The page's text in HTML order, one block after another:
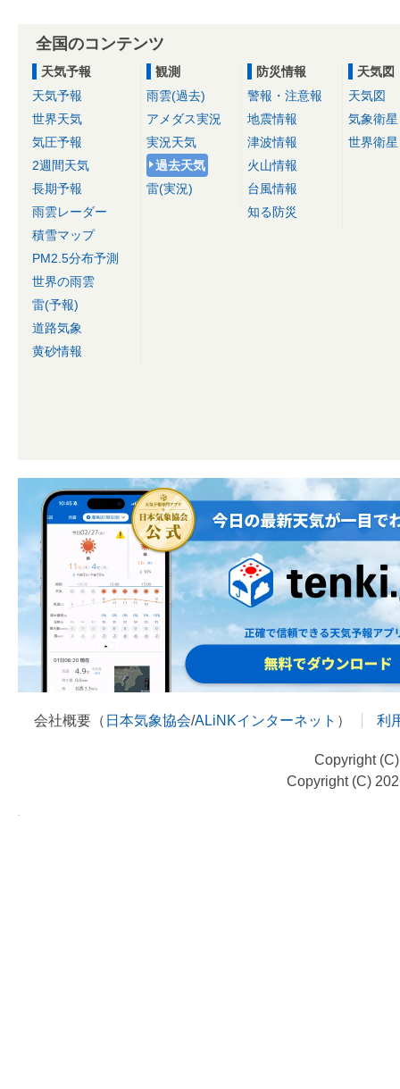
全国のコンテンツ
天気予報
天気予報
世界天気
気圧予報
2週間天気
長期予報
雨雲レーダー
積雪マップ
PM2.5分布予測
世界の雨雲
雷(予報)
道路気象
黄砂情報
観測
雨雲(過去)
アメダス実況
実況天気
過去天気
雷(実況)
防災情報
警報・注意報
地震情報
津波情報
火山情報
台風情報
知る防災
天気図
天気図
気象衛星
世界衛星
会社概要（ 日本気象協会/ALiNKインターネット ） 利
Copyright
Copyright (C)